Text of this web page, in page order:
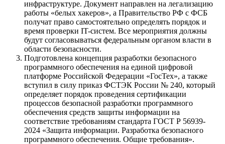
инфраструктуре. Документ направлен на легализацию
работы «белых хакеров», а Правительство РФ с ФСБ
получат право самостоятельно определять порядок и
время проверки IT-систем. Все мероприятия должны
будут согласовываться федеральным органом власти в
области безопасности.
Подготовлена концепция разработки безопасного
программного обеспечения на единой цифровой
платформе Российской Федерации «ГосТех», а также
вступил в силу приказ ФСТЭК России № 240, который
определяет порядок проведения сертификации
процессов безопасной разработки программного
обеспечения средств защиты информации на
соответствие требованиям стандарта ГОСТ Р 56939-
2024 «Защита информации. Разработка безопасного
программного обеспечения. Общие требования».